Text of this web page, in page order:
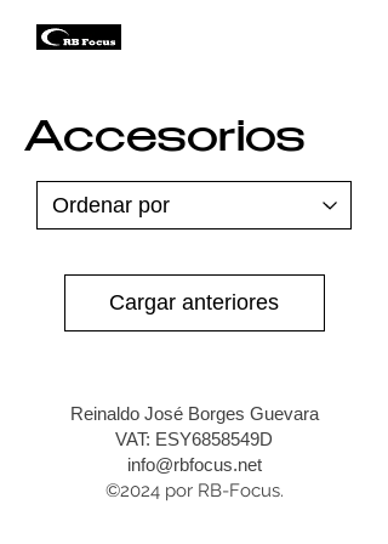
Accesorios
Cargar anteriores
Reinaldo José Borges Guevara
VAT: ESY6858549D
info@rbfocus.net
©2024 por RB-Focus.